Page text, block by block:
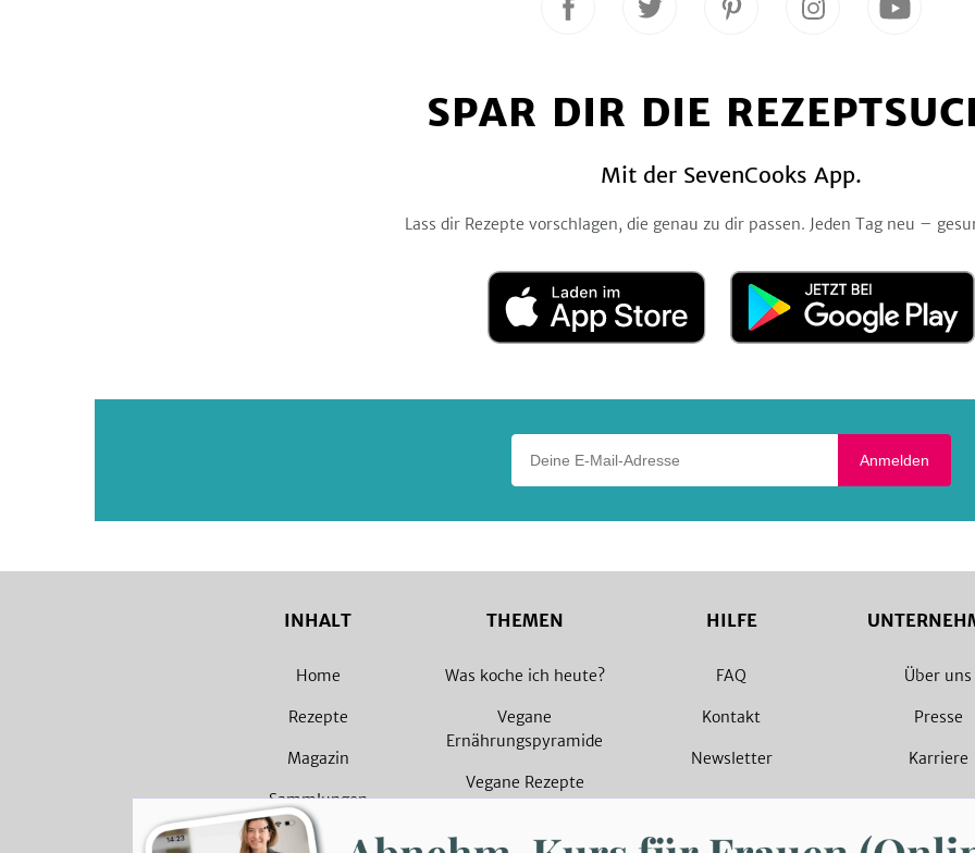
Folge
Facebook
Folge
Twitter
Folge
Pinterest
Folge
Instagram
Folge
YouTube
SPAR DIR DIE
Mit der SevenCooks App.
Lass dir Rezepte vorschlagen, die genau zu dir passen. Jeden Tag neu –
Laden
im
App
Jetzt
Google
Anmelden
INHALT
Home
Rezepte
Magazin
Sammlungen
THEMEN
Was koche ich heute?
Vegane
Ernährungspyramide
Vegane Rezepte
HILFE
FAQ
Kontakt
Newsletter
Über uns
Presse
Karriere